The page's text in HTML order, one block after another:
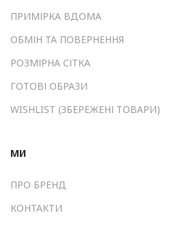
ПРИМІРКА ВДОМА
ОБМІН ТА ПОВЕРНЕННЯ
РОЗМІРНА СІТКА
ГОТОВІ ОБРАЗИ
WISHLIST (ЗБЕРЕЖЕНІ ТОВАРИ)
МИ
ПРО БРЕНД
КОНТАКТИ